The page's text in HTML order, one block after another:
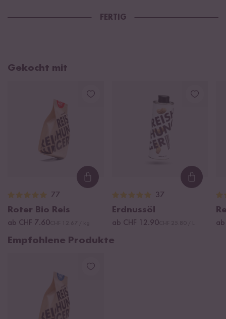
FERTIG
Gekocht mit
Loading...
77
Roter Bio Reis
ab CHF 7.60
37
Erdnussöl
ab CHF 12.90CHF 25.80 / L ab
Empfohlene Produkte